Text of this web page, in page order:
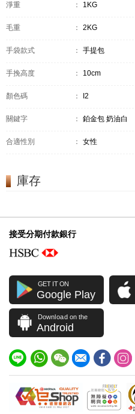
淨重 ： 1KG
毛重 ： 2KG
手袋款式 ： 手提包
手挽高度 ： 10cm
顏色碼 ： I2
關鍵字 ： 鉑金包 奶油白
合適性別 ： 女性
庫存
接受分期付款銀行
GET IT ON
Google Play
Download on the
Android